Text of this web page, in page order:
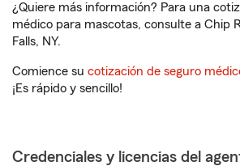
¿Quiere más información? Para una
médico para mascotas, consulte a Chip
Falls, NY.
Comience su cotización de seguro
¡Es rápido y sencillo!
Credenciales y licencias del